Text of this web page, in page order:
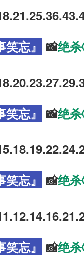
笑忘』 📸绝
笑忘』 📸绝
笑忘』 📸绝
笑忘』 📸绝